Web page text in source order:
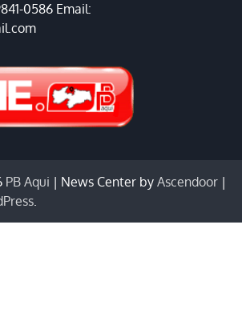
0586 Email:
PB Aqui | News Center by Ascendoor |
.